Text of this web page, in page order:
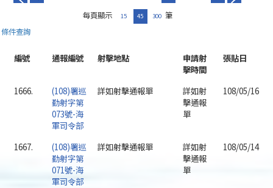
每頁顯示 15 45 300 筆
條件查詢
編號 通報編號 射擊地點
申請射
擊時間
張貼日
1666.
(108)署巡
勤射字第
073號-海
軍司令部
詳如射擊通報單
詳如射
擊通報
單
108/05/16
1667.
(108)署巡
勤射字第
071號-海
軍司令部
詳如射擊通報單
詳如射
擊通報
單
108/05/14